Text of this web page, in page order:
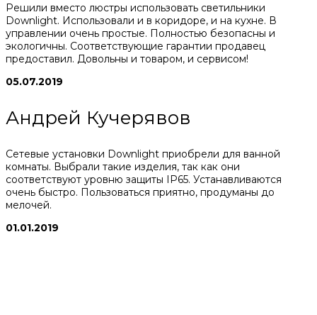
Решили вместо люстры использовать светильники
Downlight. Использовали и в коридоре, и на кухне. В
управлении очень простые. Полностью безопасны и
экологичны. Соответствующие гарантии продавец
предоставил. Довольны и товаром, и сервисом!
05.07.2019
Андрей Кучерявов
Сетевые установки Downlight приобрели для ванной
комнаты. Выбрали такие изделия, так как они
соответствуют уровню защиты IP65. Устанавливаются
очень быстро. Пользоваться приятно, продуманы до
мелочей.
01.01.2019